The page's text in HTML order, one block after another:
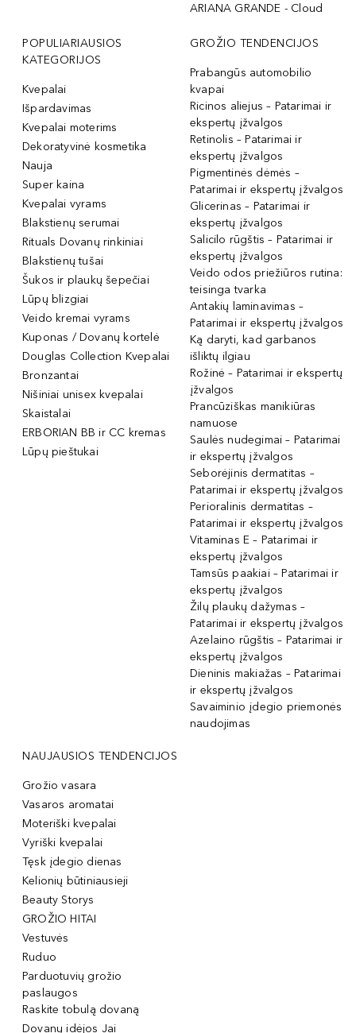
ARIANA GRANDE - Cloud
POPULIARIAUSIOS
KATEGORIJOS
Kvepalai
Išpardavimas
Kvepalai moterims
Dekoratyvinė kosmetika
Nauja
Super kaina
Kvepalai vyrams
Blakstienų serumai
Rituals Dovanų rinkiniai
Blakstienų tušai
Šukos ir plaukų šepečiai
Lūpų blizgiai
Veido kremai vyrams
Kuponas / Dovanų kortelė
Douglas Collection Kvepalai
Bronzantai
Nišiniai unisex kvepalai
Skaistalai
ERBORIAN BB ir CC kremas
Lūpų pieštukai
GROŽIO TENDENCIJOS
Prabangūs automobilio
kvapai
Ricinos aliejus – Patarimai ir
ekspertų įžvalgos
Retinolis – Patarimai ir
ekspertų įžvalgos
Pigmentinės dėmės –
Patarimai ir ekspertų įžvalgos
Glicerinas – Patarimai ir
ekspertų įžvalgos
Salicilo rūgštis – Patarimai ir
ekspertų įžvalgos
Veido odos priežiūros rutina:
teisinga tvarka
Antakių laminavimas –
Patarimai ir ekspertų įžvalgos
Ką daryti, kad garbanos
išliktų ilgiau
Rožinė – Patarimai ir ekspertų
įžvalgos
Prancūziškas manikiūras
namuose
Saulės nudegimai – Patarimai
ir ekspertų įžvalgos
Seborėjinis dermatitas –
Patarimai ir ekspertų įžvalgos
Perioralinis dermatitas –
Patarimai ir ekspertų įžvalgos
Vitaminas E – Patarimai ir
ekspertų įžvalgos
Tamsūs paakiai – Patarimai ir
ekspertų įžvalgos
Žilų plaukų dažymas –
Patarimai ir ekspertų įžvalgos
Azelaino rūgštis – Patarimai ir
ekspertų įžvalgos
Dieninis makiažas – Patarimai
ir ekspertų įžvalgos
Savaiminio įdegio priemonės
naudojimas
NAUJAUSIOS TENDENCIJOS
Grožio vasara
Vasaros aromatai
Moteriški kvepalai
Vyriški kvepalai
Tęsk įdegio dienas
Kelionių būtiniausieji
Beauty Storys
GROŽIO HITAI
Vestuvės
Ruduo
Parduotuvių grožio
paslaugos
Raskite tobulą dovaną
Dovanų idėjos Jai